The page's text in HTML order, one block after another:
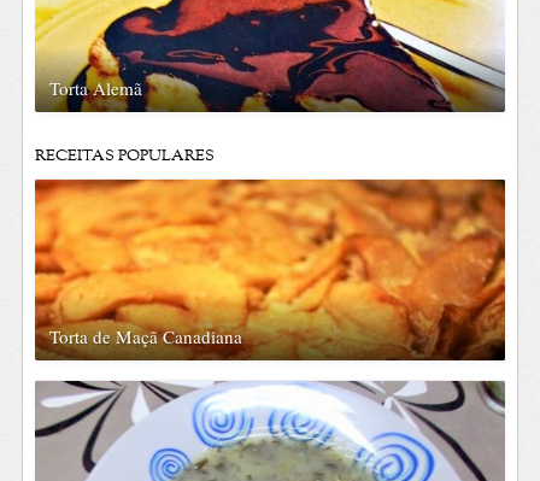
Torta Alemã
RECEITAS POPULARES
Torta de Maçã Canadiana